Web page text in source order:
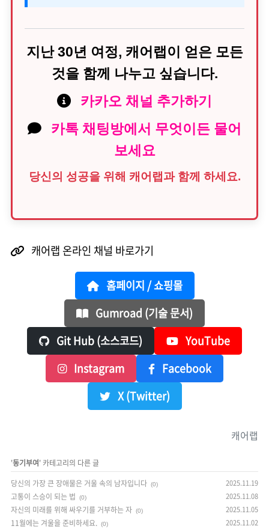
지난 30년 여정, 캐어랩이 얻은 모든
것을 함께 나누고 싶습니다.
카카오 채널 추가하기
카톡 채팅방에서 무엇이든 물어
보세요
당신의 성공을 위해 캐어랩과 함께 하세요.
캐어랩 온라인 채널 바로가기
홈페이지 / 쇼핑몰
Gumroad (기술 문서)
Git Hub (소스코드)
YouTube
Instagram
Facebook
X (Twitter)
캐어랩
'동기부여' 카테고리의 다른 글
당신의 가장 큰 장애물은 거울 속의 남자입니다 (0) 2025.11.19
고통이 스승이 되는 법 (0) 2025.11.08
자신의 미래를 위해 싸우기를 거부하는 자 (0) 2025.11.05
11월에는 겨울을 준비하세요. (0) 2025.11.02